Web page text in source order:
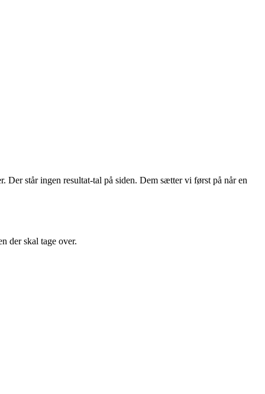
Der står ingen resultat-tal på siden. Dem sætter vi først på når en
der skal tage over.